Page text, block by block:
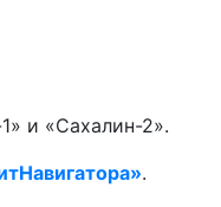
и «Сахалин-2».
.